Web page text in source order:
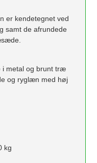
er kendetegnet ved
samt de afrundede
i metal og brunt træ
og ryglæn med høj
kg